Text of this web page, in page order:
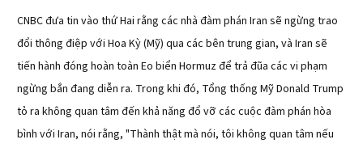
CNBC đưa tin vào thứ Hai rằng các nhà đàm phán Iran sẽ ngừng trao
đổi thông điệp với Hoa Kỳ (Mỹ) qua các bên trung gian, và Iran sẽ
tiến hành đóng hoàn toàn Eo biển Hormuz để trả đũa các vi phạm
ngừng bắn đang diễn ra. Trong khi đó, Tổng thống Mỹ Donald Trump
tỏ ra không quan tâm đến khả năng đổ vỡ các cuộc đàm phán hòa
bình với Iran, nói rằng, "Thành thật mà nói, tôi không quan tâm nếu